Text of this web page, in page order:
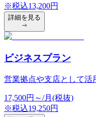
※税込13,200円
詳細を見る
ビジネスプラン
営業拠点や支店として活
17,500円 ～/月(税抜)
※税込19,250円